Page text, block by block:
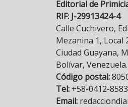
Editorial de
RIF: J-29913424-4
Calle Cuchivero,
Mezanina 1, Local
Ciudad Guayana,
Bolívar, Venezuela.
Código postal:
Tel: +58-0412-
Email: